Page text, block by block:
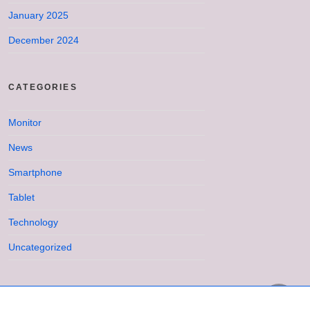
January 2025
December 2024
CATEGORIES
Monitor
News
Smartphone
Tablet
Technology
Uncategorized